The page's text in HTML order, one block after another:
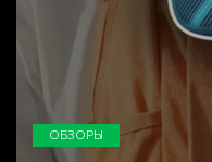
ОБЗОРЫ